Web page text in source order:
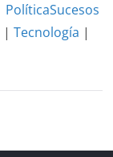
PolíticaSucesos
| Tecnología |